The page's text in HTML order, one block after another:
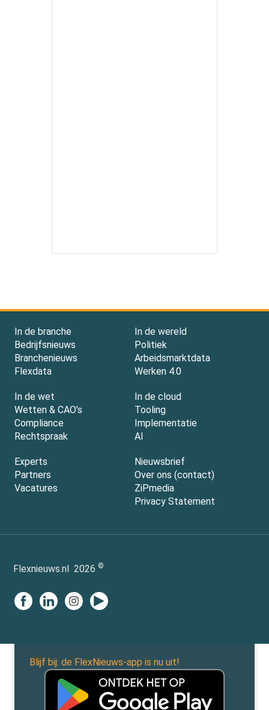
In de branche
Bedrijfsnieuws
Branchenieuws
Flexdata
In de wereld
Politiek
Arbeidsmarktdata
Werken 4.0
In de wet
Wetten & CAO’s
Compliance
Rechtspraak
In de cloud
Tooling
Implementatie
AI
Experts
Partners
Vacatures
Nieuwsbrief
Over ons (contact)
ZiPmedia
Privacy Statement
Flexnieuws.nl 2026 ©
Blijf bij: de FlexNieuws-app is nu uit!